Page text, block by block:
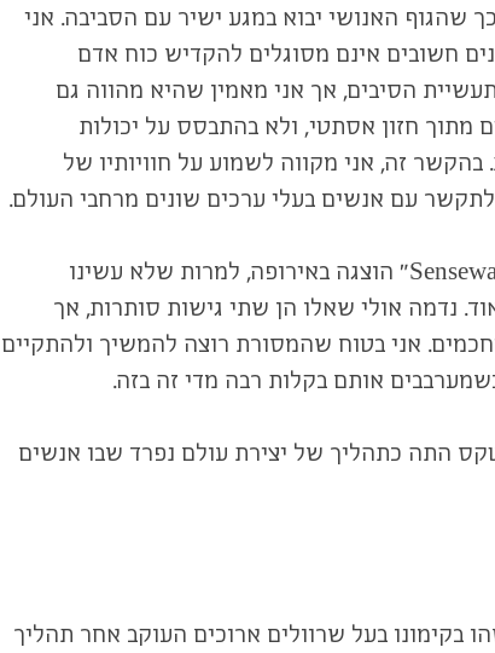
שהגוף האנושי יבוא במגע ישיר עם הסביבה. אני
חשובים אינם מסוגלים להקדיש כוח אדם
הסיבים, אך אני מאמין שהיא מהווה גם
מתוך חזון אסתטי, ולא בהתבסס על יכולות
בהקשר זה, אני מקווה לשמוע על חוויותיו של
עם אנשים בעלי ערכים שונים מרחבי העולם.
סן-סאן אומר לעיתים קרובות שאין לו כל כוונה לערוך טקסי תה "בסגנון מודרני", ואני עצמי מזדהה איתו. כשהתערוכה "Senseware" הוצגה באירופה, למרות שלא עשינו
נדמה אולי שאלו הן שתי גישות סותרות, אך
אני בטוח שהמסורת רוצה להמשיך ולהתקיים
אותם בקלות רבה מדי זה בזה.
התה כתהליך של יצירת עולם נפרד שבו אנשים
בקימונו בעל שרוולים ארוכים העוקב אחר תהליך